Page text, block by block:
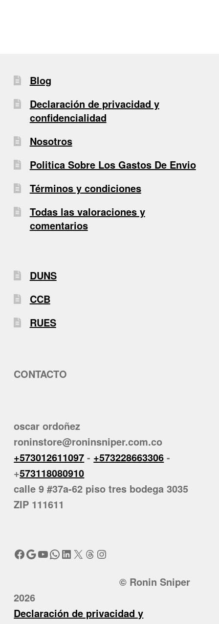
Blog
Declaración de privacidad y
confidencialidad
Nosotros
Politica Sobre Los Gastos De Envio
Términos y condiciones
Todas las valoraciones y
comentarios
DUNS
CCB
RUES
CONTACTO
oscar ordoñez
roninstore@roninsniper.com.co
+573012611097 - +573228663306 -
+573118080910
calle 9 #37a-62 piso tres bodega 3035
ZIP 111611
Facebook
Google
YouTube
WhatsApp
LinkedIn
X Threads
Instagram
© Ronin Sniper
2026
Declaración de privacidad y